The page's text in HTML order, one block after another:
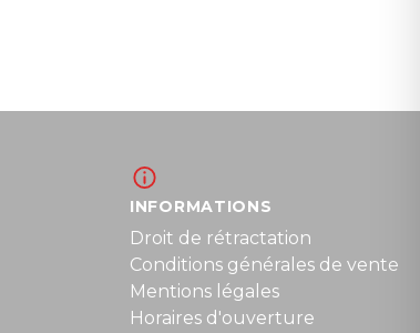
INFORMATIONS
Droit de rétractation
Conditions générales de vente
Mentions légales
Horaires d'ouverture